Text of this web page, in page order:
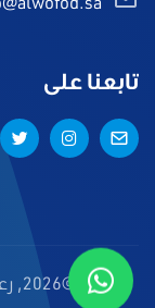
تابعنا على
©2026, رعاية الوفود جميع الحقوق محفوظة.